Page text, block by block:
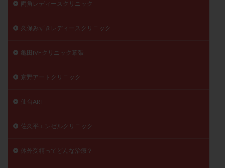
両角レディースクリニック
久保みずきレディースクリニック
亀田IVFクリニック幕張
京野アートクリニック
仙台ART
佐久平エンゼルクリニック
体外受精ってどんな治療？